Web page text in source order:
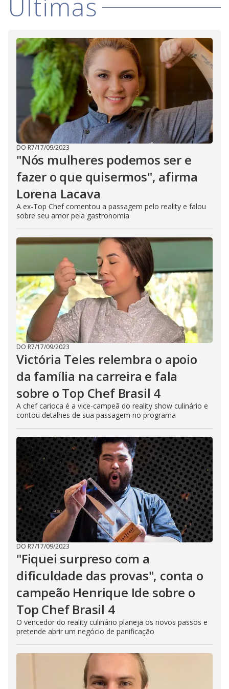
i
d
e
o
Últimas
DO R7/17/09/2023
"Nós mulheres podemos ser e
fazer o que quisermos", afirma
Lorena Lacava
A ex-Top Chef comentou a passagem pelo reality e falou
sobre seu amor pela gastronomia
DO R7/17/09/2023
Victória Teles relembra o apoio
da família na carreira e fala
sobre o Top Chef Brasil 4
A chef carioca é a vice-campeã do reality show culinário e
contou detalhes de sua passagem no programa
DO R7/17/09/2023
"Fiquei surpreso com a
dificuldade das provas", conta o
campeão Henrique Ide sobre o
Top Chef Brasil 4
O vencedor do reality culinário planeja os novos passos e
pretende abrir um negócio de panificação